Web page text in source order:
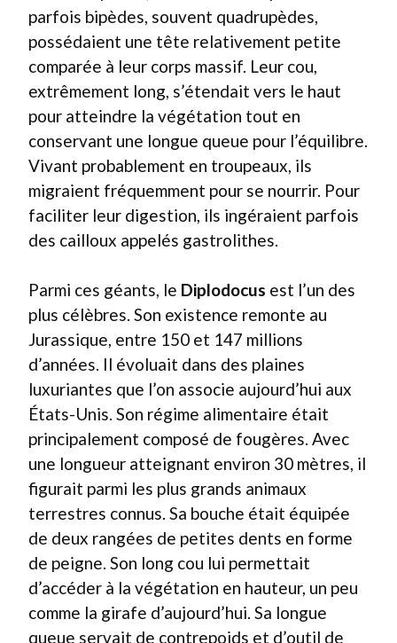
parfois bipèdes, souvent quadrupèdes,
possédaient une tête relativement petite
comparée à leur corps massif. Leur cou,
extrêmement long, s’étendait vers le haut
pour atteindre la végétation tout en
conservant une longue queue pour l’équilibre.
Vivant probablement en troupeaux, ils
migraient fréquemment pour se nourrir. Pour
faciliter leur digestion, ils ingéraient parfois
des cailloux appelés gastrolithes.
Parmi ces géants, le Diplodocus est l’un des
plus célèbres. Son existence remonte au
Jurassique, entre 150 et 147 millions
d’années. Il évoluait dans des plaines
luxuriantes que l’on associe aujourd’hui aux
États-Unis. Son régime alimentaire était
principalement composé de fougères. Avec
une longueur atteignant environ 30 mètres, il
figurait parmi les plus grands animaux
terrestres connus. Sa bouche était équipée
de deux rangées de petites dents en forme
de peigne. Son long cou lui permettait
d’accéder à la végétation en hauteur, un peu
comme la girafe d’aujourd’hui. Sa longue
queue servait de contrepoids et d’outil de